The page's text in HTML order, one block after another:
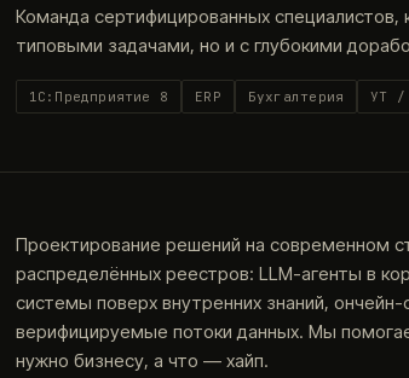
Команда сертифицированных специалистов,
типовыми задачами, но и с глубокими
1С:Предприятие 8 ERP Бухгалтерия УТ /
Проектирование решений на современном
распределённых реестров: LLM-агенты в
системы поверх внутренних знаний,
верифицируемые потоки данных. Мы
нужно бизнесу, а что — хайп.